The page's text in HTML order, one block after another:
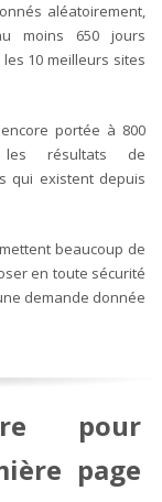
aléatoirement,
moins 650 jours
10 meilleurs sites
portée à 800
résultats de
qui existent depuis
beaucoup de
en toute sécurité
demande donnée
pour
page